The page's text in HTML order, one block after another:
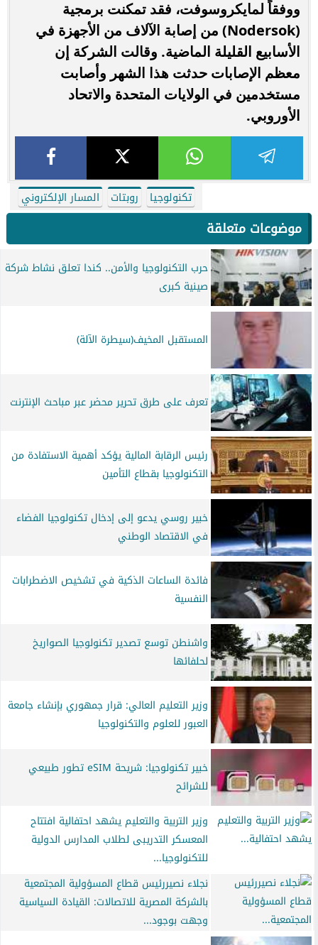
ووفقاً لمايكروسوفت، فقد تمكنت برمجية
(Nodersok) من إصابة الآلاف من الأجهزة في
الأسابيع القليلة الماضية. وقالت الشركة إن
معظم الإصابات حدثت هذا الشهر وأصابت
مستخدمين في الولايات المتحدة والاتحاد
الأوروبي.
تكنولوجيا روبتات المسار الإلكتروني
موضوعات متعلقة
حرب التكنولوجيا والأمن.. كندا تعلق نشاط شركة
صينية كبرى
المستقبل المخيف(سيطرة الآلة)
تعرف على طرق تحرير محضر عبر مباحث الإنترنت
رئيس الرقابة المالية يؤكد أهمية الاستفادة من
التكنولوجيا بقطاع التأمين
خبير روسي يدعو إلى إدخال تكنولوجيا الفضاء
في الاقتصاد الوطني
فائدة الساعات الذكية في تشخيص الاضطرابات
النفسية
واشنطن توسع تصدير تكنولوجيا الصواريخ
لحلفائها
وزير التعليم العالي: قرار جمهوري بإنشاء جامعة
العبور للعلوم والتكنولوجيا
خبير تكنولوجيا: شريحة eSIM تطور طبيعي
للشرائح
وزير التربية والتعليم يشهد احتفالية افتتاح
المعسكر التدريبى لطلاب المدارس الدولية
للتكنولوجيا...
نجلاء نصيررئيس قطاع المسؤولية المجتمعية
بالشركة المصرية للاتصالات: القيادة السياسية
وجهت بوجود...